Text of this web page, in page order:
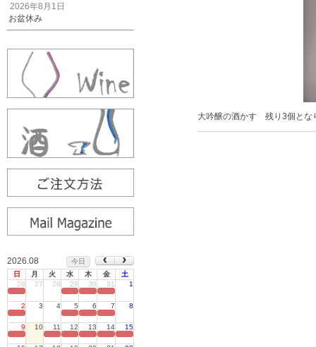
2026年8月1日
お盆休み
2026.08
今日
日
月 火 水 木 金
土
26
27 28 29 30 31 1
2 3 4 5 6 7 8
9 10 11 12 13 14 15
大吟醸の酒かす 残り3個と